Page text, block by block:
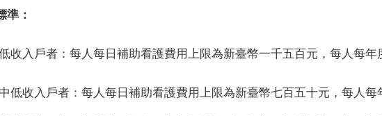
準：
收入戶者：每人每日補助看護費用上限為新臺幣一千五百元，每人每年
低收入戶者：每人每日補助看護費用上限為新臺幣七百五十元，每人每